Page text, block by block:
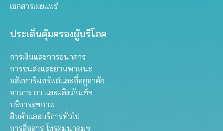
เอกสารเผยแพร่
ประเด็นคุ้มครองผู้บริโภค
การเงินและการธนาคาร
การขนส่งและยานพาหนะ
อสังหาริมทรัพย์และที่อยู่อาศัย
อาหาร ยา และผลิตภัณฑ์ฯ
บริการสุขภาพ
สินค้าและบริการทั่วไป
การสื่อสาร โทรคมนาคมฯ